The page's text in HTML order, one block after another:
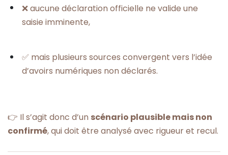
❌ aucune déclaration officielle ne valide une
saisie imminente,
✅ mais plusieurs sources convergent vers l’idée
d’avoirs numériques non déclarés.
👉 Il s’agit donc d’un scénario plausible mais non
confirmé, qui doit être analysé avec rigueur et recul.